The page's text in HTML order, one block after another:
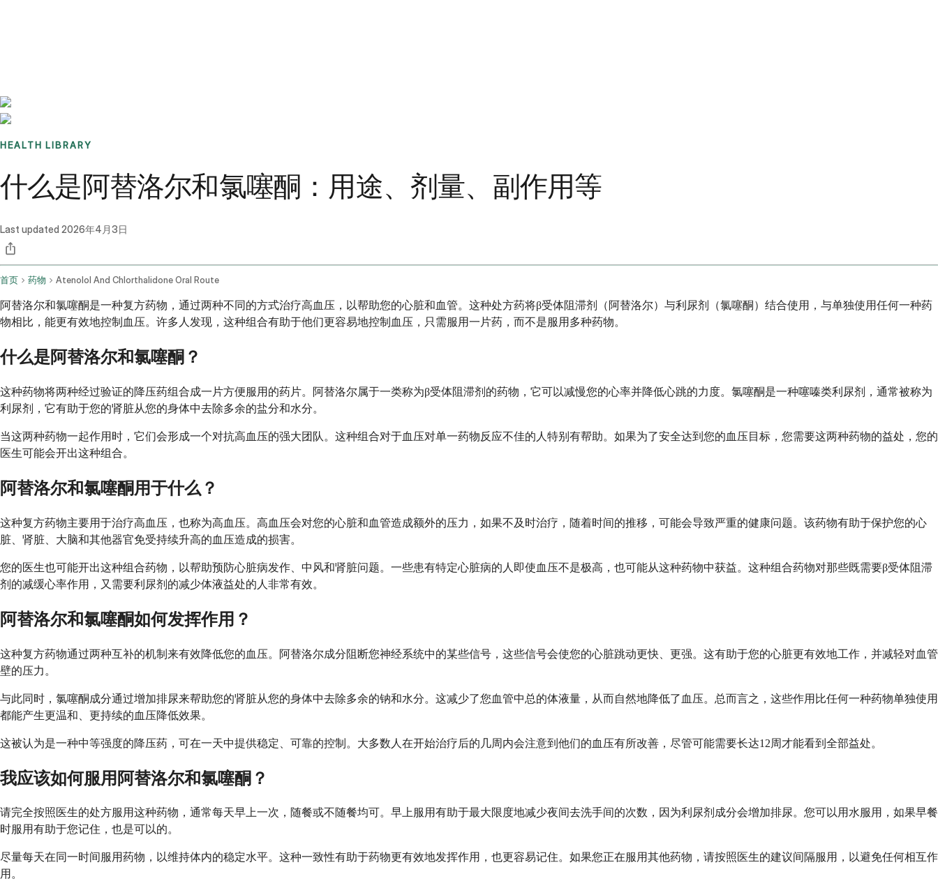
HEALTH LIBRARY
什么是阿替洛尔和氯噻酮：用途、剂量、副作用等
Last updated 2026年4月3日
首页 药物 Atenolol And Chlorthalidone Oral Route
阿替洛尔和氯噻酮是一种复方药物，通过两种不同的方式治疗高血压，以帮助您的心脏和血管。这种处方药将β受体阻滞剂（阿替洛尔）与利尿剂（氯噻酮）结合使用，与单独使用任何一种药
物相比，能更有效地控制血压。许多人发现，这种组合有助于他们更容易地控制血压，只需服用一片药，而不是服用多种药物。
什么是阿替洛尔和氯噻酮？
这种药物将两种经过验证的降压药组合成一片方便服用的药片。阿替洛尔属于一类称为β受体阻滞剂的药物，它可以减慢您的心率并降低心跳的力度。氯噻酮是一种噻嗪类利尿剂，通常被称为
利尿剂，它有助于您的肾脏从您的身体中去除多余的盐分和水分。
当这两种药物一起作用时，它们会形成一个对抗高血压的强大团队。这种组合对于血压对单一药物反应不佳的人特别有帮助。如果为了安全达到您的血压目标，您需要这两种药物的益处，您的
医生可能会开出这种组合。
阿替洛尔和氯噻酮用于什么？
这种复方药物主要用于治疗高血压，也称为高血压。高血压会对您的心脏和血管造成额外的压力，如果不及时治疗，随着时间的推移，可能会导致严重的健康问题。该药物有助于保护您的心
脏、肾脏、大脑和其他器官免受持续升高的血压造成的损害。
您的医生也可能开出这种组合药物，以帮助预防心脏病发作、中风和肾脏问题。一些患有特定心脏病的人即使血压不是极高，也可能从这种药物中获益。这种组合药物对那些既需要β受体阻滞
剂的减缓心率作用，又需要利尿剂的减少体液益处的人非常有效。
阿替洛尔和氯噻酮如何发挥作用？
这种复方药物通过两种互补的机制来有效降低您的血压。阿替洛尔成分阻断您神经系统中的某些信号，这些信号会使您的心脏跳动更快、更强。这有助于您的心脏更有效地工作，并减轻对血管
壁的压力。
与此同时，氯噻酮成分通过增加排尿来帮助您的肾脏从您的身体中去除多余的钠和水分。这减少了您血管中总的体液量，从而自然地降低了血压。总而言之，这些作用比任何一种药物单独使用
都能产生更温和、更持续的血压降低效果。
这被认为是一种中等强度的降压药，可在一天中提供稳定、可靠的控制。大多数人在开始治疗后的几周内会注意到他们的血压有所改善，尽管可能需要长达12周才能看到全部益处。
我应该如何服用阿替洛尔和氯噻酮？
请完全按照医生的处方服用这种药物，通常每天早上一次，随餐或不随餐均可。早上服用有助于最大限度地减少夜间去洗手间的次数，因为利尿剂成分会增加排尿。您可以用水服用，如果早餐
时服用有助于您记住，也是可以的。
尽量每天在同一时间服用药物，以维持体内的稳定水平。这种一致性有助于药物更有效地发挥作用，也更容易记住。如果您正在服用其他药物，请按照医生的建议间隔服用，以避免任何相互作
用。